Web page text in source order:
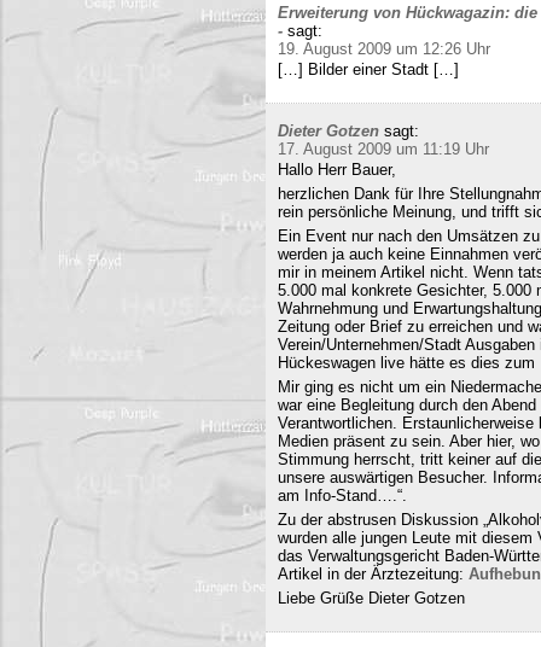
Erweiterung von Hückwagazin:
- sagt:
19. August 2009 um 12:26 Uhr
[…] Bilder einer Stadt […]
Dieter Gotzen sagt:
17. August 2009 um 11:19 Uhr
Hallo Herr Bauer,
herzlichen Dank für Ihre
rein persönliche Meinung, und trifft
Ein Event nur nach den Umsätzen
werden ja auch keine Einnahmen
mir in meinem Artikel nicht. Wenn
5.000 mal konkrete Gesichter, 5.000
Wahrnehmung und
Zeitung oder Brief zu erreichen und
Verein/Unternehmen/Stadt
Hückeswagen live hätte es dies zum
Mir ging es nicht um ein
war eine Begleitung durch den
Verantwortlichen.
Medien präsent zu sein. Aber hier,
Stimmung herrscht, tritt keiner auf
unsere auswärtigen Besucher.
am Info-Stand….“.
Zu der abstrusen Diskussion
wurden alle jungen Leute mit
das Verwaltungsgericht Baden-
Artikel in der Ärztezeitung:
Liebe Grüße Dieter Gotzen